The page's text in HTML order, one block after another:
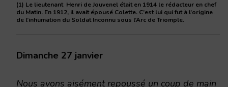
(1) Le lieutenant Henri de Jouvenel était en 1914 le rédacteur en chef
du Matin. En 1912, il avait épousé Colette. C’est lui qui fut à l’origine
de l’inhumation du Soldat Inconnu sous l’Arc de Triomple.
Dimanche 27 janvier
Nous avons aisément repoussé un coup de main